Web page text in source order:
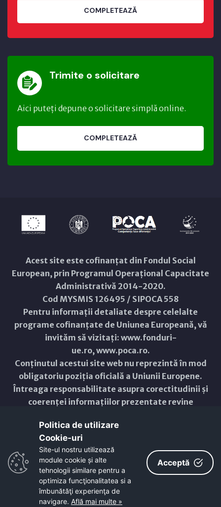
COMPLETEAZĂ
Trimite o solicitare
Aici puteți depune o solicitare simplă online.
COMPLETEAZĂ
Acest site este cofinanțat din Fondul Social
European, prin Programul Operațional Capacitate
Administrativă 2014-2020.
Cod MYSMIS 126495 / SIPOCA 558
Pentru informații detaliate despre celelalte
programe cofinanțate de Uniunea Europeană, vă
invităm să vizitați: www.fonduri-
ue.ro,www.poca.ro.
Conținutul acestui site web nu reprezintă în mod
obligatoriu poziția oficială a Uniunii Europene.
Întreaga responsabilitate asupra corectitudinii și
coerenței informațiilor prezentate revine
Copyright © 2021 - 2026 -
ResponsiveVoice
Non-Commercial License
Politica de utilizare
Cookie-uri‎
Site-ul nostru utilizează
module cookie și alte
tehnologii similare pentru a
optimiza funcţionalitatea si a
îmbunătăţi experienţa de
navigare. Află mai multe »
Acceptă